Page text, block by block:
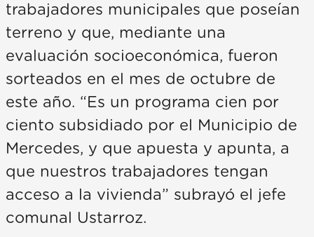
trabajadores municipales que poseían
terreno y que, mediante una
evaluación socioeconómica, fueron
sorteados en el mes de octubre de
este año. “Es un programa cien por
ciento subsidiado por el Municipio de
Mercedes, y que apuesta y apunta, a
que nuestros trabajadores tengan
acceso a la vivienda” subrayó el jefe
comunal Ustarroz.